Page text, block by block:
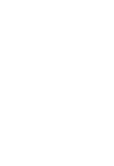
in neuem Fenster.